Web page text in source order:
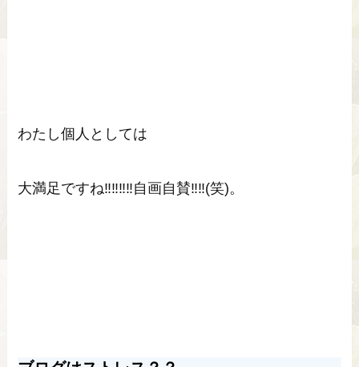
わたし個人としては
大満足ですね‼‼‼‼自画自賛‼‼(笑)。